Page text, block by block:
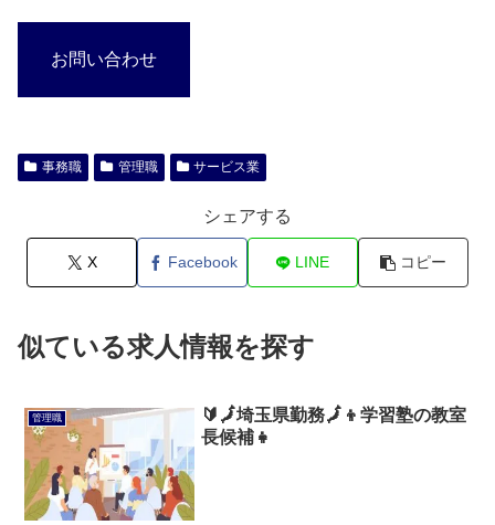
お問い合わせ
事務職 管理職 サービス業
シェアする
X Facebook LINE コピー
似ている求人情報を探す
管理職
🔰🗾埼玉県勤務🗾👦学習塾の教室
長候補👧